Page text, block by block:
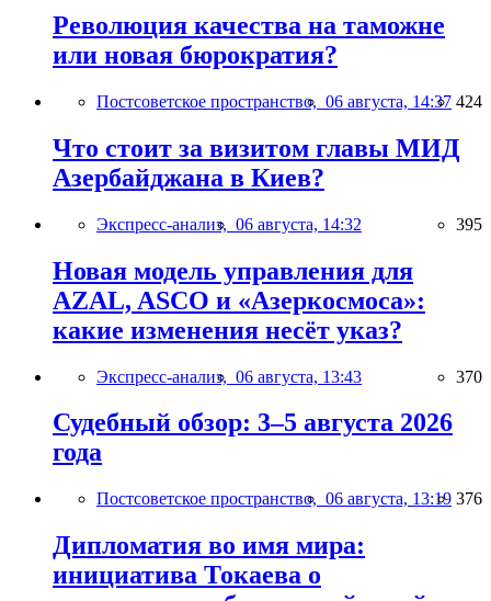
Революция качества на таможне
или новая бюрократия?
Постсоветское пространство, 06 августа, 14:37 424
Что стоит за визитом главы МИД
Азербайджана в Киев?
Экспресс-анализ, 06 августа, 14:32 395
Новая модель управления для
AZAL, ASCO и «Азеркосмоса»:
какие изменения несёт указ?
Экспресс-анализ, 06 августа, 13:43 370
Судебный обзор: 3–5 августа 2026
года
Постсоветское пространство, 06 августа, 13:19 376
Дипломатия во имя мира:
инициатива Токаева о